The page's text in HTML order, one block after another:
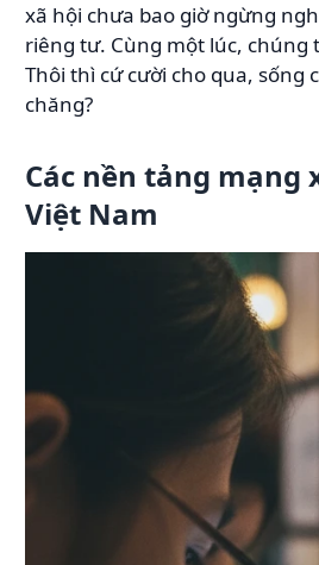
xã hội chưa bao giờ ngừng
riêng tư. Cùng một lúc, chúng
Thôi thì cứ cười cho qua, sống
chăng?
Các nền tảng
Việt Nam